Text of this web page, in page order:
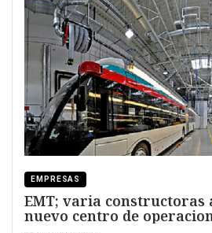
EMPRESAS
EMT; varia constructoras
nuevo centro de